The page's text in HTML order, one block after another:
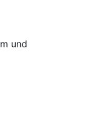
und